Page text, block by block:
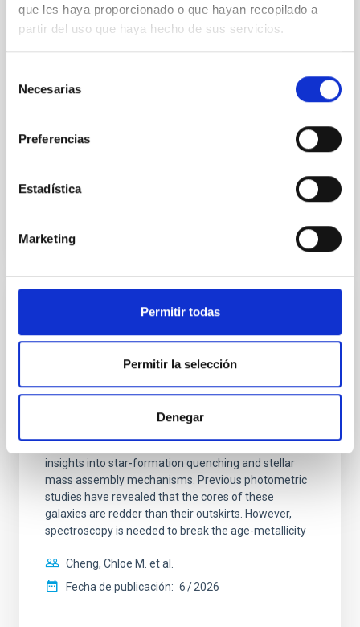
que les haya proporcionado o que hayan recopilado a
partir del uso que haya hecho de sus servicios.
Necesarias
Preferencias
Estadística
Marketing
Permitir todas
Permitir la selección
Denegar
we expect to see alignments between the magnetic
field orientation of star-forming dense cores and the
with respect to the larger-scale magnetic
NÚMERO DE CITAS
Clues to inside-out quenching in quiescent
galaxies at 1.2 ≲ z ≲ 2.2: Age, Fe-, and
SUSPENSE
insights into star-formation quenching and stellar
mass assembly mechanisms. Previous photometric
studies have revealed that the cores of these
galaxies are redder than their outskirts. However,
spectroscopy is needed to break the age-metallicity
Cheng, Chloe M. et al.
Fecha de publicación: 6 2026